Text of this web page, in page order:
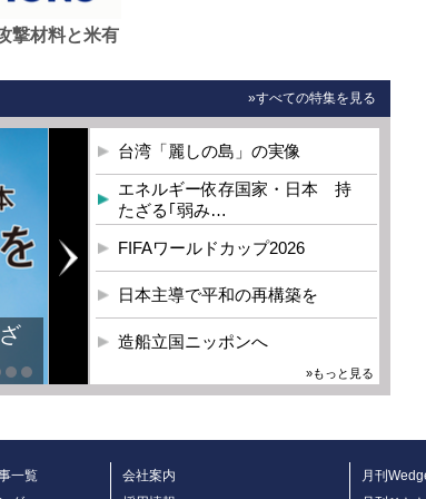
撃材料と米有
»すべての特集を見る
台湾「麗しの島」の実像
エネルギー依存国家・日本 持
たざる｢弱み…
FIFAワールドカップ2026
日本主導で平和の再構築を
造船立国ニッポンへ
»もっと見る
一覧
会社案内
月刊